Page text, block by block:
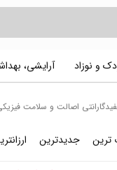
و نوزاد آرایشی،
اصالت و سلامت
ترین جدیدترین